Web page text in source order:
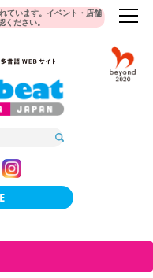
ています。イベント・店舗
ださい。